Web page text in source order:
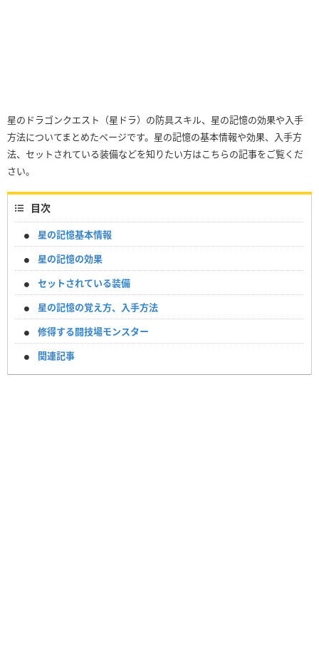
星のドラゴンクエスト（星ドラ）の防具スキル、星の記憶の効果や入手
方法についてまとめたページです。星の記憶の基本情報や効果、入手方
法、セットされている装備などを知りたい方はこちらの記事をご覧くだ
さい。
目次
星の記憶基本情報
星の記憶の効果
セットされている装備
星の記憶の覚え方、入手方法
修得する闘技場モンスター
関連記事